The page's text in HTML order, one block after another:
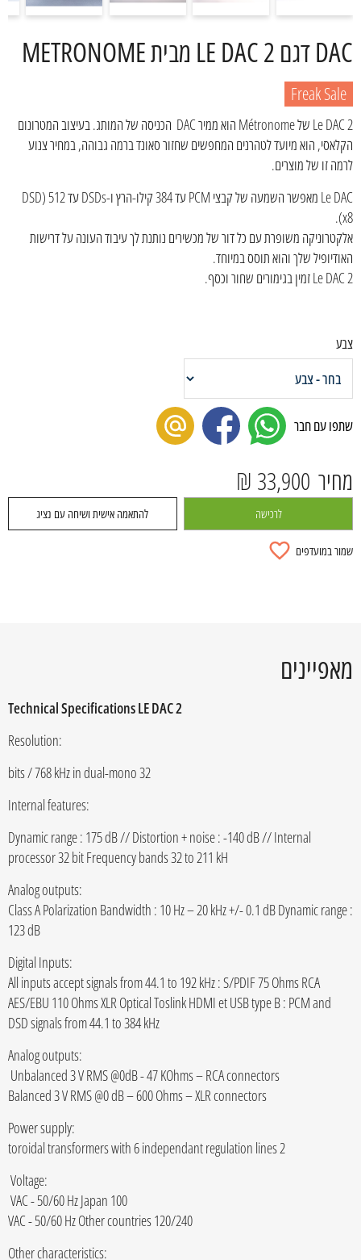
DAC דגם LE DAC 2 מבית METRONOME
Freak Sale
Le DAC 2 של Métronome הוא ממיר DAC הכניסה של המותג. בעיצוב המטרונום
הקלאסי, הוא מיועד לטהרנים המחפשים שחזור סאונד ברמה גבוהה, במחיר צנוע
לרמה זו של מוצרים.
Le DAC מאפשר השמעה של קבצי PCM עד 384 קילו-הרץ ו-DSDs עד 512 (DSD
x8).
אלקטרוניקה משופרת עם כל דור של מכשירים נותנת לך עיבוד העונה על דרישות
האודיופיל שלך והוא תוסס במיוחד.
Le DAC 2 זמין בגימורים שחור וכסף.
צבע
שתפו עם חבר
מחיר 33,900 ₪
לרכישה להתאמה אישית ושיחה עם נציג
שמור במועדפים
מאפיינים
Technical Specifications LE DAC 2
:Resolution
32 bits / 768 kHz in dual-mono
:Internal features
Dynamic range : 175 dB // Distortion + noise : -140 dB // Internal
processor 32 bit Frequency bands 32 to 211 kH
:Analog outputs
Class A Polarization Bandwidth : 10 Hz – 20 kHz +/- 0.1 dB Dynamic range :
123 dB
:Digital Inputs
All inputs accept signals from 44.1 to 192 kHz : S/PDIF 75 Ohms RCA
AES/EBU 110 Ohms XLR Optical Toslink HDMI et USB type B : PCM and
DSD signals from 44.1 to 384 kHz
:Analog outputs
Unbalanced 3 V RMS @0dB - 47 KOhms – RCA connectors
Balanced 3 V RMS @0 dB – 600 Ohms – XLR connectors
:Power supply
2 toroidal transformers with 6 independant regulation lines
:Voltage
100 VAC - 50/60 Hz Japan
120/240 VAC - 50/60 Hz Other countries
:Other characteristics